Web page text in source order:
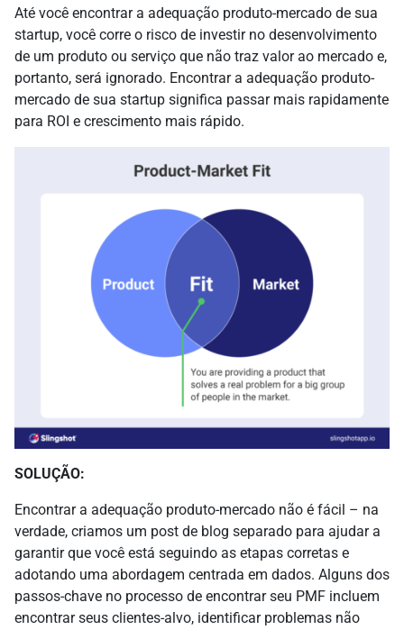
Até você encontrar a adequação produto-mercado de sua
startup, você corre o risco de investir no desenvolvimento
de um produto ou serviço que não traz valor ao mercado e,
portanto, será ignorado. Encontrar a adequação produto-
mercado de sua startup significa passar mais rapidamente
para ROI e crescimento mais rápido.
SOLUÇÃO:
Encontrar a adequação produto-mercado não é fácil – na
verdade, criamos um post de blog separado para ajudar a
garantir que você está seguindo as etapas corretas e
adotando uma abordagem centrada em dados. Alguns dos
passos-chave no processo de encontrar seu PMF incluem
encontrar seus clientes-alvo, identificar problemas não